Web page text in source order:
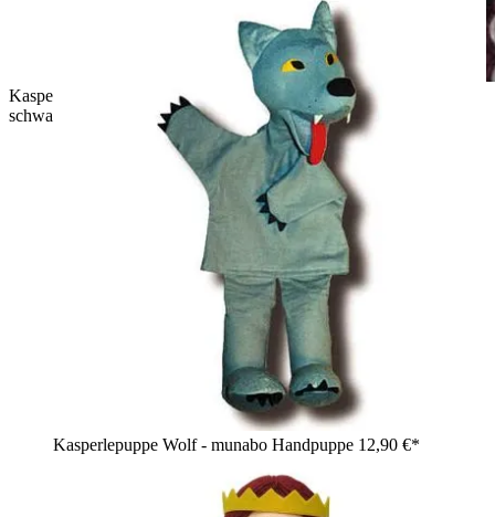
Kasperlepuppe Böser König von munabo mit gelber Krone,
schwarzem Bart und grimmigem Blick
Kasperlepuppe Wolf - munabo Handpuppe 12,90 €*